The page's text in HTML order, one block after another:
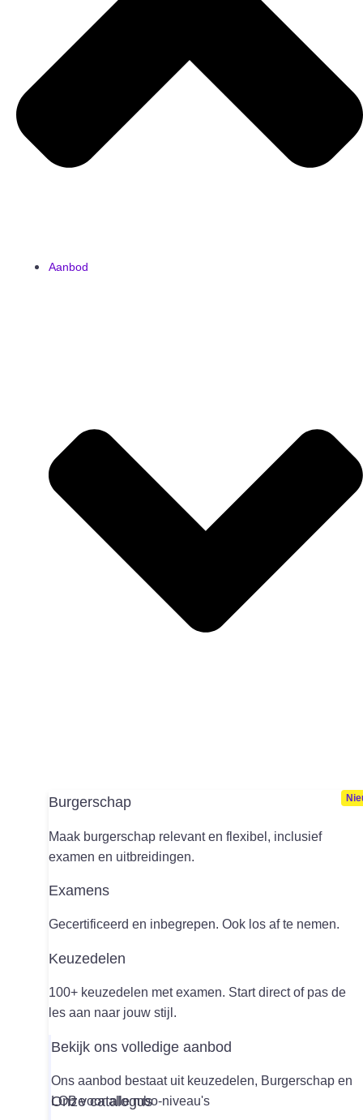
Aanbod
Burgerschap
Maak burgerschap relevant en flexibel, inclusief
examen en uitbreidingen.
Examens
Gecertificeerd en inbegrepen. Ook los af te nemen.
Keuzedelen
100+ keuzedelen met examen. Start direct of pas de
les aan naar jouw stijl.
Bekijk ons volledige aanbod
Ons aanbod bestaat uit keuzedelen, Burgerschap en
LOB voor alle mbo-niveau's
Onze catalogus